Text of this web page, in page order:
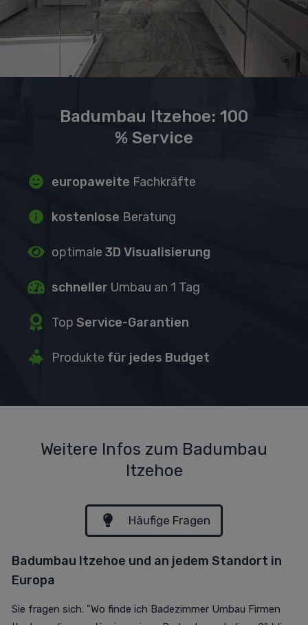
Badumbau Itzehoe: 100
% Service
europaweite Fachkräfte
kostenlose Beratung
optimale 3D Visualisierung
schneller Umbau an 1 Tag
Top Service-Garantien
Produkte für jedes Budget
Weitere Infos zum Badumbau
Itzehoe
Häufige Fragen
Badumbau Itzehoe und an jedem Standort in
Europa
Sie fragen sich: "Wo finde ich Badezimmer Umbau Firmen